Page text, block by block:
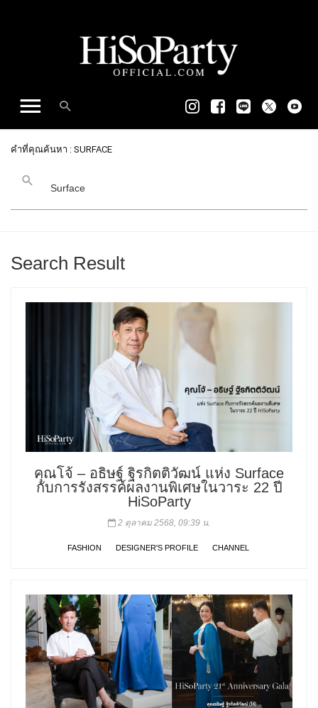
คำที่คุณค้นหา : SURFACE
Search Result
คุณโจ้ – อธิษฐ์ ฐิรกิตติวัฒน์ แห่ง Surface
กับการรังสรรค์ผลงานพิเศษในวาระ 22 ปี
HiSoParty
2 ตุลาคม 2568, 09:39 น.
FASHION DESIGNER'S PROFILE CHANNEL